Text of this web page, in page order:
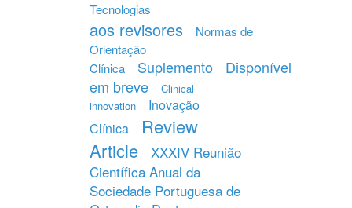
Tecnologias
aos revisores
Normas de
Orientação
Clínica
Suplemento
Disponível
em breve
Clinical
innovation
Inovação
Clínica
Review
Article
XXXIV Reunião
Científica Anual da
Sociedade Portuguesa de